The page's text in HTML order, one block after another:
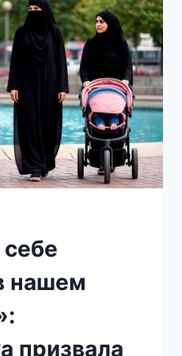
нашем
призвала